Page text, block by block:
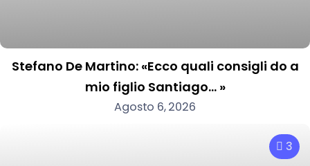
Stefano De Martino: «Ecco quali consigli do a
mio figlio Santiago… »
Agosto 6, 2026
3